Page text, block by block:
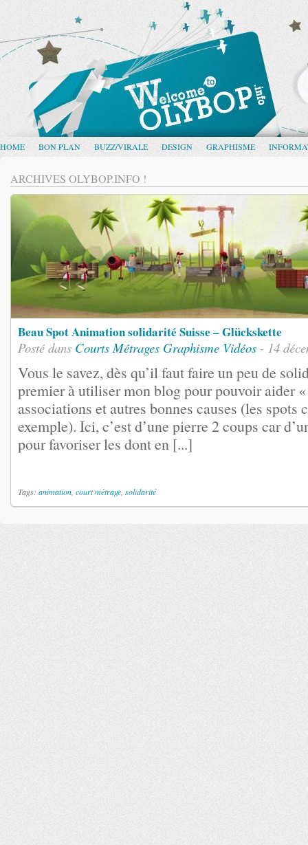
HOME BON PLAN BUZZ/VIRALE DESIGN GRAPHISME
ARCHIVES OLYBOP.INFO !
Beau Spot Animation solidarité Suisse – Glückskette
Posté dans Courts Métrages Graphisme Vidéos - 14
Vous le savez, dès qu’il faut faire un peu de
premier à utiliser mon blog pour pouvoir aider
associations et autres bonnes causes (les spots
exemple). Ici, c’est d’une pierre 2 coups car
pour favoriser les dont en [...]
Tags: animation court métrage solidarité